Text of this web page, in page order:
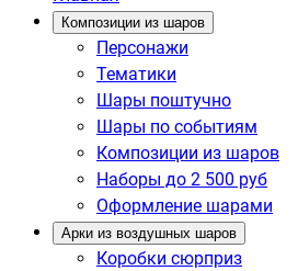
Композиции из шаров
Персонажи
Тематики
Шары поштучно
Шары по событиям
Композиции из шаров
Наборы до 2 500 руб
Оформление шарами
Арки из воздушных шаров
Коробки сюрприз